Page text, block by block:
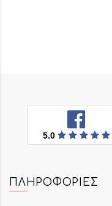
5.0
ΠΛΗΡΟΦΟΡΊΕΣ